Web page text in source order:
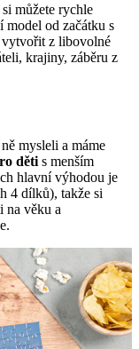
můžete rychle
model od začátku s
vytvořit z libovolné
krajiny, záběru z
mysleli a máme
děti s menším
hlavní výhodou je
4 dílků), takže si
na věku a